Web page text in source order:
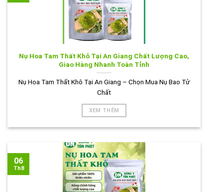
Nụ Hoa Tam Thất Khô Tại An Giang Chất Lượng Cao,
Giao Hàng Nhanh Toàn Tỉnh
Nụ Hoa Tam Thất Khô Tại An Giang – Chọn Mua Nụ Bao Tử
Chất
XEM THÊM
06
Th8